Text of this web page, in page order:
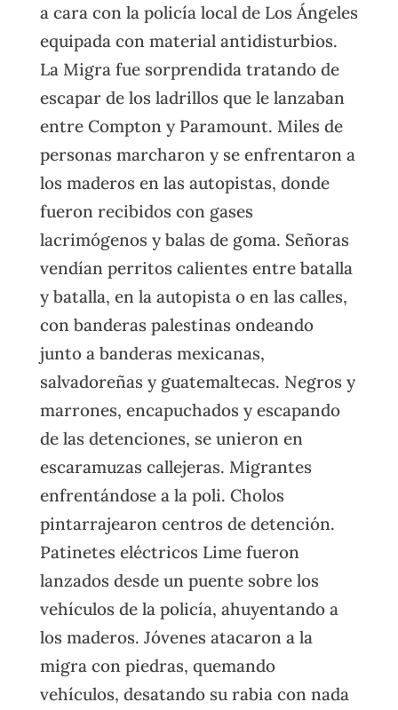
a cara con la policía local de Los Ángeles
equipada con material antidisturbios.
La Migra fue sorprendida tratando de
escapar de los ladrillos que le lanzaban
entre Compton y Paramount. Miles de
personas marcharon y se enfrentaron a
los maderos en las autopistas, donde
fueron recibidos con gases
lacrimógenos y balas de goma. Señoras
vendían perritos calientes entre batalla
y batalla, en la autopista o en las calles,
con banderas palestinas ondeando
junto a banderas mexicanas,
salvadoreñas y guatemaltecas. Negros y
marrones, encapuchados y escapando
de las detenciones, se unieron en
escaramuzas callejeras. Migrantes
enfrentándose a la poli. Cholos
pintarrajearon centros de detención.
Patinetes eléctricos Lime fueron
lanzados desde un puente sobre los
vehículos de la policía, ahuyentando a
los maderos. Jóvenes atacaron a la
migra con piedras, quemando
vehículos, desatando su rabia con nada